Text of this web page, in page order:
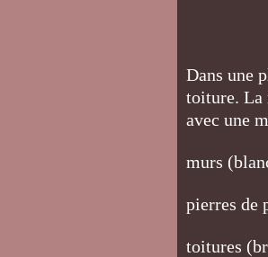
Dans une
toiture. La
avec une
murs
pierres de
toitures